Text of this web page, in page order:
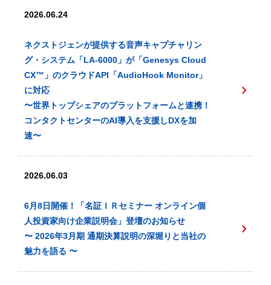
2026.06.24
ネクストジェンが提供する音声キャプチャリン
グ・システム「LA-6000」が「Genesys Cloud
CX™️」のクラウドAPI「AudioHook Monitor」
に対応
〜世界トップシェアのプラットフォームと連携！
コンタクトセンターのAI導入を支援しDXを加
速〜
2026.06.03
6月8日開催！「名証ＩＲセミナー オンライン個
人投資家向け企業説明会」登壇のお知らせ
〜 2026年3月期 通期決算説明の深堀りと当社の
魅力を語る 〜